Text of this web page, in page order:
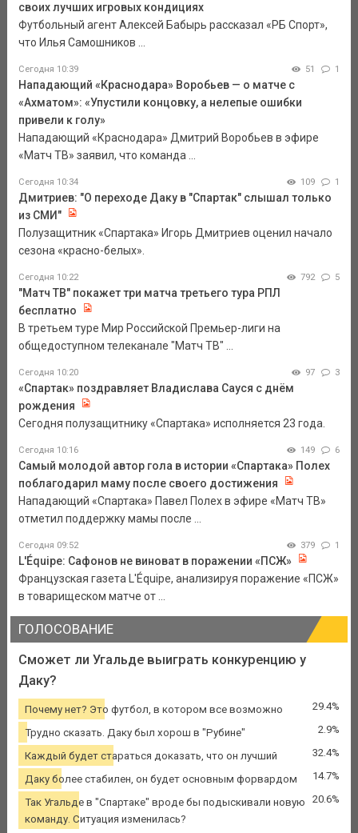
своих лучших игровых кондициях
Футбольный агент Алексей Бабырь рассказал «РБ Спорт»,
что Илья Самошников ...
Сегодня 10:39 51 1
Нападающий «Краснодара» Воробьев — о матче с
«Ахматом»: «Упустили концовку, а нелепые ошибки
привели к голу»
Нападающий «Краснодара» Дмитрий Воробьев в эфире
«Матч ТВ» заявил, что команда ...
Сегодня 10:34 109 1
Дмитриев: "О переходе Даку в "Спартак" слышал только
из СМИ"
Полузащитник «Спартака» Игорь Дмитриев оценил начало
сезона «красно-белых».
Сегодня 10:22 792 5
"Матч ТВ" покажет три матча третьего тура РПЛ
бесплатно
В третьем туре Мир Российской Премьер-лиги на
общедоступном телеканале "Матч ТВ" ...
Сегодня 10:20 97 3
«Спартак» поздравляет Владислава Сауся с днём
рождения
Сегодня полузащитнику «Спартака» исполняется 23 года.
Сегодня 10:16 149 6
Самый молодой автор гола в истории «Спартака» Полех
поблагодарил маму после своего достижения
Нападающий «Спартака» Павел Полех в эфире «Матч ТВ»
отметил поддержку мамы после ...
Сегодня 09:52 379 1
L'Équipe: Сафонов не виноват в поражении «ПСЖ»
Французская газета L'Équipe, анализируя поражение «ПСЖ»
в товарищеском матче от ...
ГОЛОСОВАНИЕ
Сможет ли Угальде выиграть конкуренцию у
Даку?
Почему нет? Это футбол, в котором все возможно 29.4%
Трудно сказать. Даку был хорош в "Рубине" 2.9%
Каждый будет стараться доказать, что он лучший 32.4%
Даку более стабилен, он будет основным форвардом 14.7%
Так Угальде в "Спартаке" вроде бы подыскивали новую
команду. Ситуация изменилась?
20.6%